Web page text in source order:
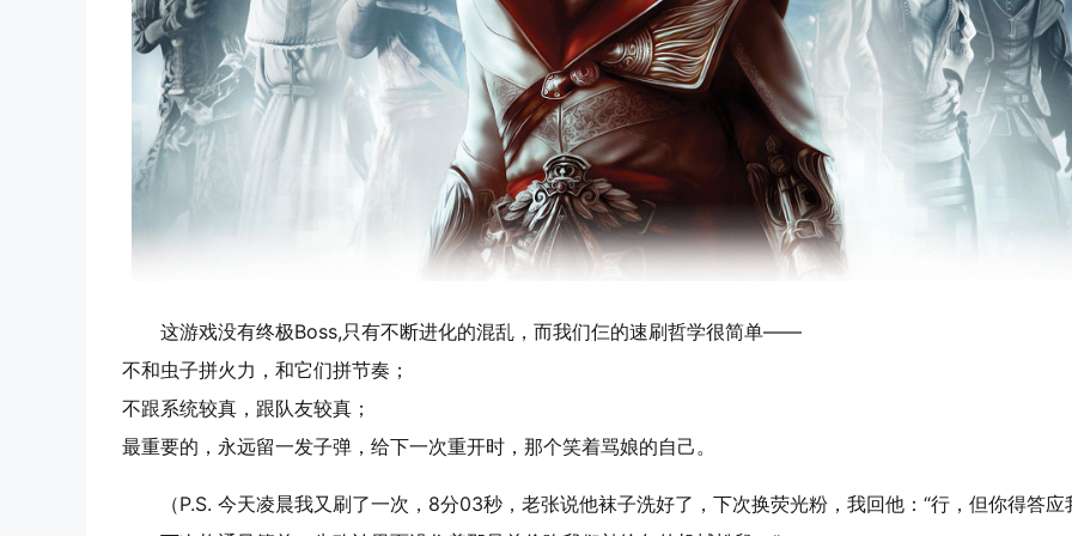
这游戏没有终极Boss,只有不断进化的混乱，而我们仨的速刷哲学很简单——
不和虫子拼火力，和它们拼节奏；
不跟系统较真，跟队友较真；
最重要的，永远留一发子弹，给下一次重开时，那个笑着骂娘的自己。
（P.S. 今天凌晨我又刷了一次，8分03秒，老张说他袜子洗好了，下次换荧光粉，我回他：“行，但你得答应